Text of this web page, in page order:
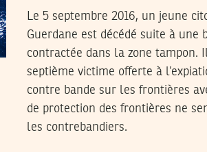
Le 5 septembre 2016, un jeune
Guerdane est décédé suite à une
contractée dans la zone tampon.
septième victime offerte à
contre bande sur les frontières
de protection des frontières ne
les contrebandiers.